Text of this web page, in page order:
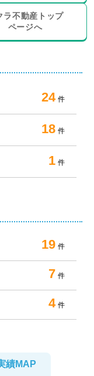
ラ不動産トップ
ページへ
ご利用いただけ
のような状態の
ィア にお任せ
地家屋調査士、
ります。相続や
事情を含む案件
得意分野です。
売主様第一主義
送迎、オンライ
24 件
18 件
1 件
19 件
7 件
4 件
績MAP